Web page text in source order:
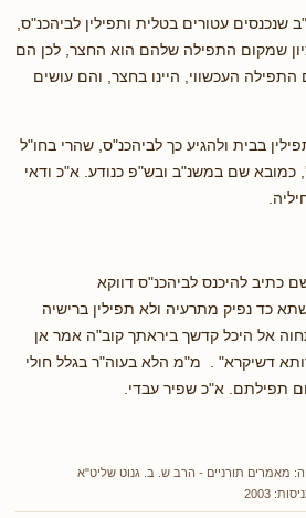
שנכנסים עטורים בטלית ותפילין לביהכנ"ס,
שמקום התפילה שלהם הוא החצר, לכן הם
התפילה העכשווי, היינו בחצר, והם עושים
בבית ולהגיע כך לביהכנ"ס, שהרי בחו"ל
כמובא שם במשנ"ב ובש"פ כנודע. א"כ ודאי
כתיב להיכנס לביהכנ"ס דווקא
כד נפיק מתרעיה ולא תפילין ברישיה
אל היכל קדשך ביראתך קוב"ה אמר אן
דשיקרא" . מ"מ הלא בעוה"ר בגלל חולי
תפילתם. א"כ שפיר עבדי.
מאמרים תורניים - הרב ש. ב. גנוט שליט"א
2003